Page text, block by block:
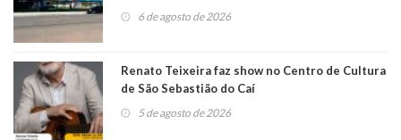
6 de agosto de 2026
Renato Teixeira faz show no Centro de Cultura
de São Sebastião do Caí
5 de agosto de 2026